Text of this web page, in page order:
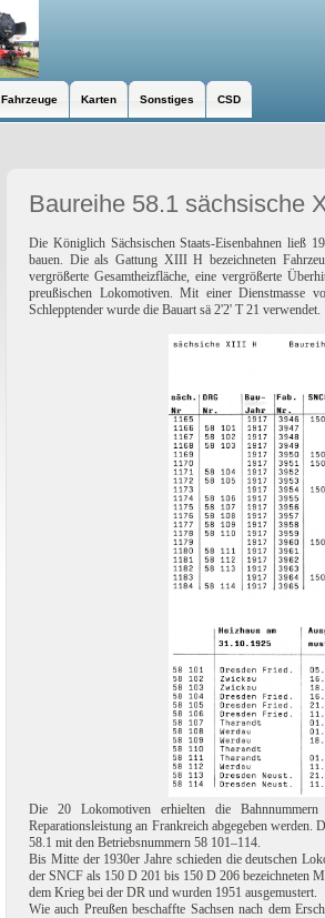
Fahrzeuge Karten Sonstiges CSD
Baureihe 58.1 sächsische
Die Königlich Sächsischen Staats-Eisenbahnen ließ
bauen. Die als Gattung XIII H bezeichneten
vergrößerte Gesamtheizfläche, eine vergrößerte
preußischen Lokomotiven. Mit einer Dienstmasse
Schlepptender wurde die Bauart sä 2'2' T 21 verwendet.
Die 20 Lokomotiven erhielten die
Reparationsleistung an Frankreich abgegeben werden.
58.1 mit den Betriebsnummern 58 101–114.
Bis Mitte der 1930er Jahre schieden die deutschen
der SNCF als 150 D 201 bis 150 D 206 bezeichneten
dem Krieg bei der DR und wurden 1951 ausgemustert.
Wie auch Preußen beschaffte Sachsen nach dem